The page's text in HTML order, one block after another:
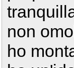
non
ho